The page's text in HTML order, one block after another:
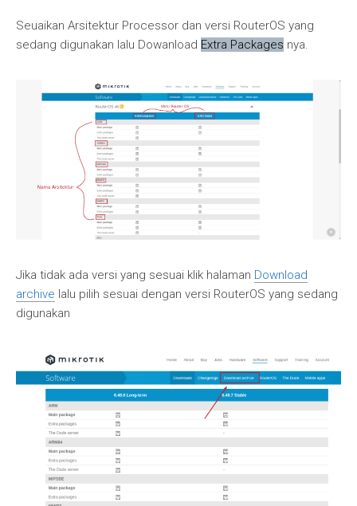
Seuaikan Arsitektur Processor dan versi RouterOS yang
sedang digunakan lalu Dowanload Extra Packages nya.
Jika tidak ada versi yang sesuai klik halaman Download
archive lalu pilih sesuai dengan versi RouterOS yang sedang
digunakan